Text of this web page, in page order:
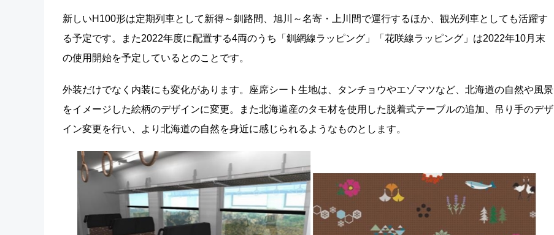
新しいH100形は定期列車として新得～釧路間、旭川～名寄・上川間で運行するほか、観光列車としても活躍す
る予定です。また2022年度に配置する4両のうち「釧網線ラッピング」「花咲線ラッピング」は2022年10月末
の使用開始を予定しているとのことです。
外装だけでなく内装にも変化があります。座席シート生地は、タンチョウやエゾマツなど、北海道の自然や風景
をイメージした絵柄のデザインに変更。また北海道産のタモ材を使用した脱着式テーブルの追加、吊り手のデザ
イン変更を行い、より北海道の自然を身近に感じられるようなものとします。